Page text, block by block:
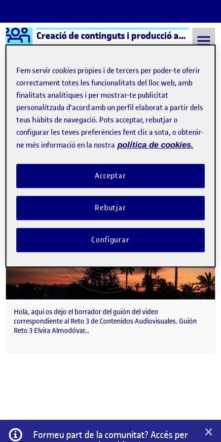
Saltar al contingut
Logo Ágora Creació de continguts i producció audiovisual aula 1
Semestre 20152 - Aula 1 26 Maig, 2022
26 Maig, 2022
Entrega Guión Reto 3
Publicat per
Elvira Almodóvar Iñesta
Data de publicació22 novembre, 2022 5:09 pm
-4 comentaris
Hola, aquí os dejo el borrador del guión del video
correspondiente al Reto 3 de Contenidos Audiovisuales. Guión
Reto 3 Elvira Almodóvar…
Informació
Formeu part de la comunitat? Accés per
×
Fem servircookies pròpies i de tercers per poder-te oferir
correctament totes les funcionalitats del lloc web, amb
finalitats analítiques i per mostrar-te publicitat
personalitzada d'acord amb un perfil elaborat a partir dels
teus hàbits de navegació. Pots acceptar, rebutjar o
configurar les teves preferències fent clic a sota, o obtenir-
ne més informació en la nostra política de cookies.
Rebutjar
Acceptar
Configurar